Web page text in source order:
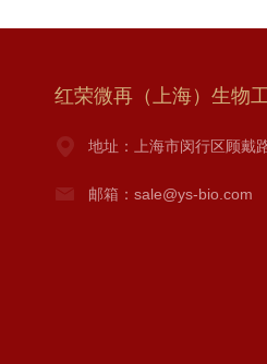
红荣微再（上海）生物
地址：上海市闵行区顾戴
邮箱：sale@ys-bio.com